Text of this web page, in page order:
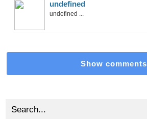
undefined
undefined ...
Show comments